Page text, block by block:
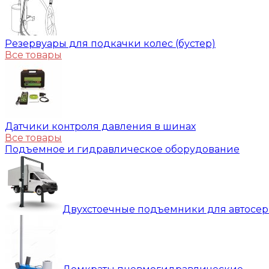
Резервуары для подкачки колес (бустер)
Все товары
Датчики контроля давления в шинах
Все товары
Подъемное и гидравлическое оборудование
Двухстоечные подъемники для